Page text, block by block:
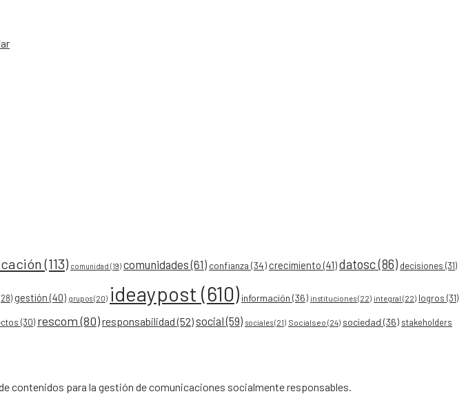
(113) comunidad (19) comunidades(61) confianza (34) crecimiento (41)datosc(86) decisiones (31)
gestión (40) grupos(20) ideaypost (610) información (36) instituciones(22) integral (22) logros (31)
(30) rescom(80)responsabilidad(52)social(59) sociales(21) Socialseo (24) sociedad (36) stakeholders
contenidos para la gestión de comunicaciones socialmente responsables.